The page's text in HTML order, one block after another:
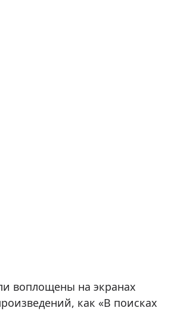
воплощены на экранах
как «В поисках